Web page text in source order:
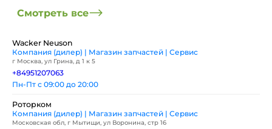
Смотреть все
Wacker Neuson
Компания (дилер) | Магазин запчастей | Сервис
г Москва, ул Грина, д 1 к 5
+84951207063
Пн-Пт с 09:00 до 20:00
Роторком
Компания (дилер) | Магазин запчастей | Сервис
Московская обл, г Мытищи, ул Воронина, стр 16